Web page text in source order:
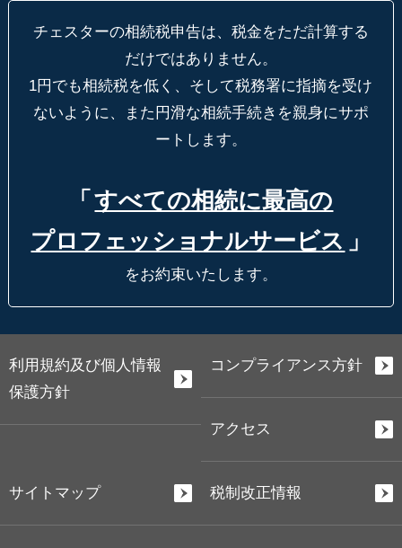
チェスターの相続税申告は、税金をただ計算する
だけではありません。
1円でも相続税を低く、そして税務署に指摘を受け
ないように、
また円滑な相続手続きを親身にサポ
ートします。
「 すべての相続に最高の
プロフェッショナルサービス 」
をお約束いたします。
利用規約及び個人情報
保護方針
コンプライアンス方針
アクセス
サイトマップ 税制改正情報